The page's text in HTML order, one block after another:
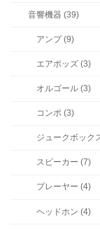
音響機器 (39)
アンプ (9)
エアポッズ (3)
オルゴール (3)
コンポ (3)
ジュークボック
スピーカー (7)
プレーヤー (4)
ヘッドホン (4)